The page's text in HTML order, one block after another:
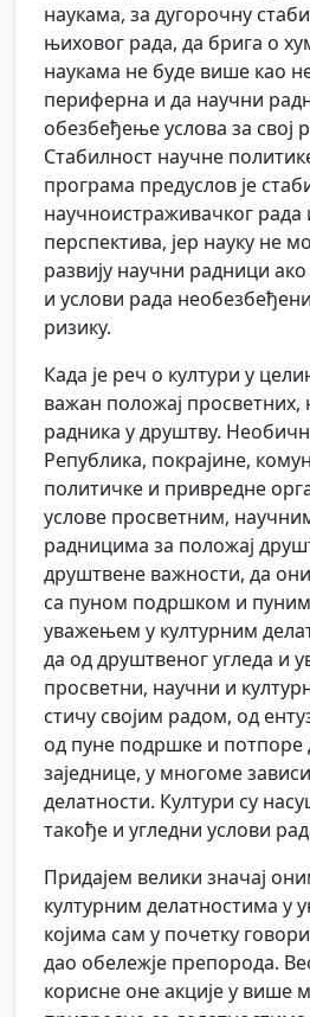
наукама, за дугорочну
њиховог рада, да брига о
наукама не буде више као
периферна и да научни
обезбеђење услова за свој
Стабилност научне
програма предуслов је
научноистраживачког рада
перспектива, јер науку не
развију научни радници
и услови рада
ризику.
Када је реч о култури у
важан положај просветних,
радника у друштву.
Република, покрајине,
политичке и привредне
услове просветним,
радницима за положај
друштвене важности, да они
са пуном подршком и
уважењем у културним
да од друштвеног угледа и
просветни, научни и
стичу својим радом, од
од пуне подршке и потпоре
заједнице, у многоме
делатности. Култури су
такође и угледни услови
Придајем велики значај
културним делатностима у
којима сам у почетку
дао обележје препорода.
корисне оне акције у више